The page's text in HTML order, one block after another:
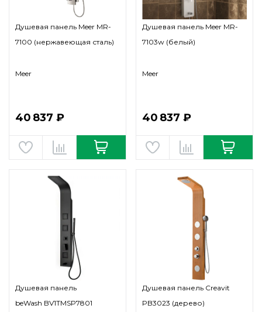
Душевая панель Meer MR-
7100 (нержавеющая сталь)
Meer
40 837 ₽
Душевая панель Meer MR-
7103w (белый)
Meer
40 837 ₽
Душевая панель
beWash BV1TMSP7801
Душевая панель Creavit
PB3023 (дерево)